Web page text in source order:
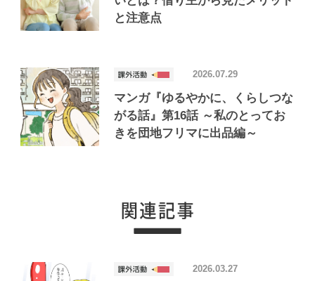
と注意点
マンガ『ゆるやかに、くらしつな
がる話』第16話 ～私のとってお
きを団地フリマに出品編～
2026.07.29
2026.03.27